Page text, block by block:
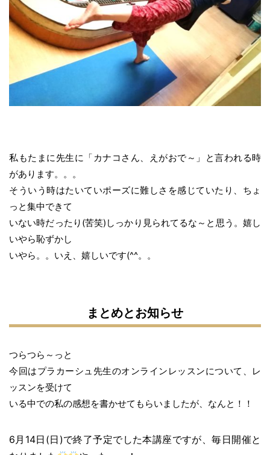
私もたまに先生に「カナコさん、えがおで～」と言われる時
があります。。。
そういう時はたいていポーズに難しさを感じていたり、ちょ
っと集中できて
いない時だったり(苦笑)しっかり見られてるな～と思う。嬉し
いやら恥ずかし
いやら。。いえ、嬉しいです(^^。。
まとめとお知らせ
つらつら～っと
今回はプラカーシュ先生のオンラインレッスンについて、レ
ッスンを受けて
いる中での私の感想を書かせてもらいましたが、なんと！！
6月14日(日)で終了予定でした本講座ですが、毎日開催と